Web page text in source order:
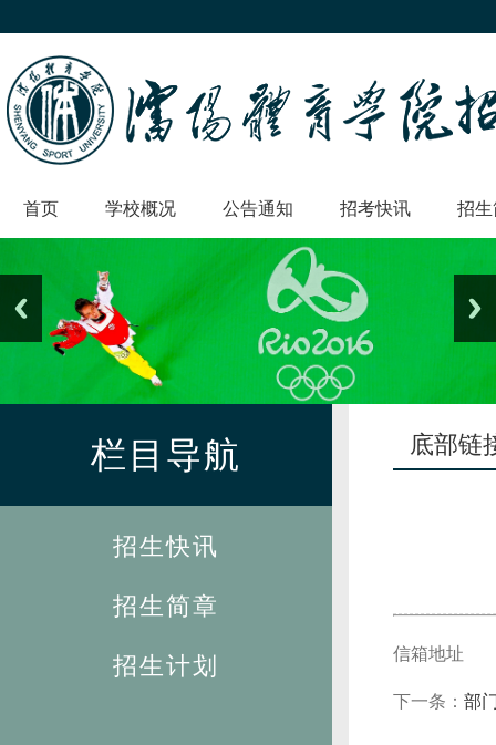
首页 学校概况 公告通知 招考快讯 招
栏目导航
招生快讯
招生简章
招生计划
底部链
信箱地址
下一条： 部